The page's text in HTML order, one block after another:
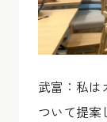
武富：私は
ついて提案